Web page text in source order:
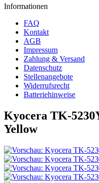
Informationen
FAQ
Kontakt
AGB
Impressum
Zahlung & Versand
Datenschutz
Stellenangebote
Widerrufsrecht
Batteriehinweise
Kyocera TK-
Yellow